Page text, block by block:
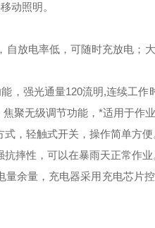
动照明。
放电率低，可随时充放电；
，强光通量120流明,连续工作
聚无级调节功能，*适用于作
，轻触式开关，操作简单方便
摔性，可以在暴雨天正常作业
余量，充电器采用充电芯片